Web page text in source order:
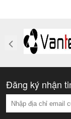
Đăng ký nhận